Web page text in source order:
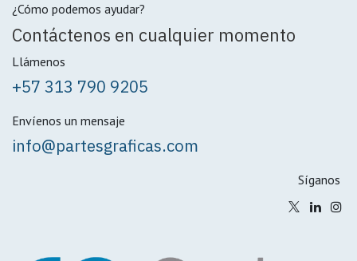
¿Cómo podemos ayudar?
Contáctenos en cualquier momento
Llámenos
+57 313 790 9205
Envíenos un mensaje
info@partesgraficas.com
Síganos